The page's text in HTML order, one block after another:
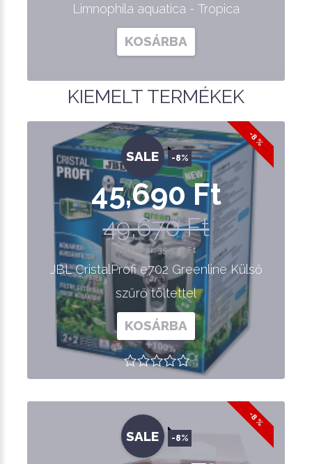
Limnophila aquatica - Tropica
KOSÁRBA
KIEMELT TERMÉKEK
-8 %
SALE -8%
45,690 Ft
49,670 Ft
Nettó ár: 35,976 Ft
JBL CristalProfi e702 Greenline Külső
szűrő töltettel
KOSÁRBA
-8 %
SALE -8%